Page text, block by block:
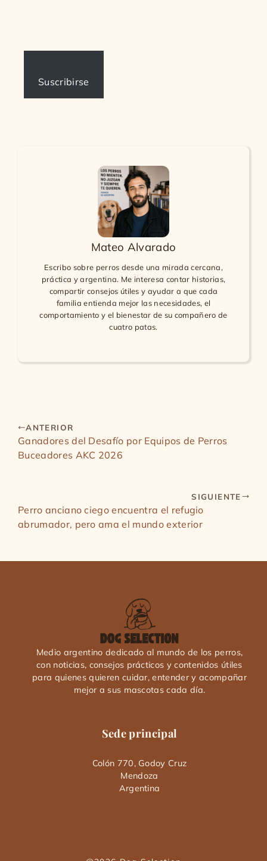
Suscribirse
Mateo Alvarado
Escribo sobre perros desde una mirada cercana,
práctica y argentina. Me interesa contar historias,
compartir consejos útiles y ayudar a que cada
familia entienda mejor las necesidades, el
comportamiento y el bienestar de su compañero de
cuatro patas.
ANTERIOR
Ganadores del Desafío por Equipos de Perros
Buceadores AKC 2026
SIGUIENTE
Perro anciano ciego encuentra el refugio
abrumador, pero ama el mundo exterior
Medio argentino dedicado al mundo de los perros,
con noticias, consejos prácticos y contenidos útiles
para quienes quieren cuidar, entender y acompañar
mejor a sus mascotas cada día.
Sede principal
Colón 770, Godoy Cruz
Mendoza
Argentina